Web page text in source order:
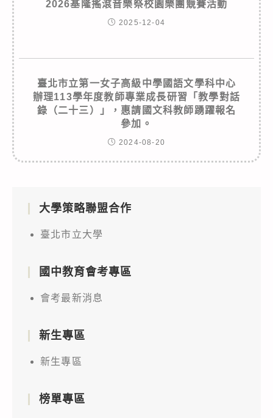
2026基隆搖滾音樂祭校園樂團競賽活動
2025-12-04
臺北市立第一女子高級中學國語文學科中心
辦理113學年度教師專業成長研習「教學對話
錄（二十三）」，惠請國文科教師踴躍報名
參加。
2024-08-20
大學策略聯盟合作
臺北市立大學
國中教育會考專區
會考最新消息
新生專區
新生專區
榜單專區